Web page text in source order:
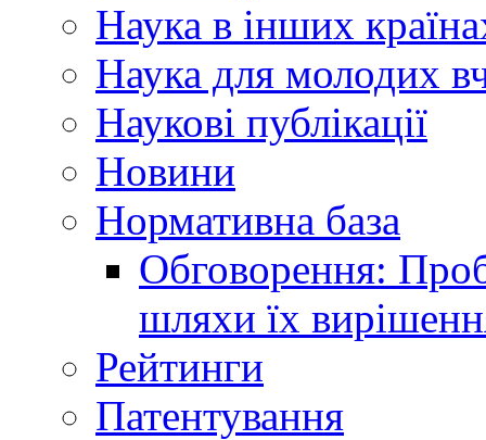
Наука в інших
Наука для молодих
Наукові публікації
Новини
Нормативна база
Обговорення:
шляхи їх
Рейтинги
Патентування